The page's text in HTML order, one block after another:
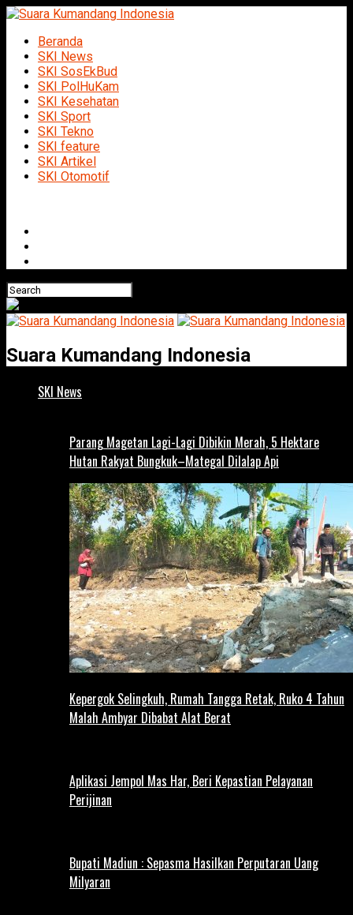
Beranda
SKI News
SKI SosEkBud
SKI PolHuKam
SKI Kesehatan
SKI Sport
SKI Tekno
SKI feature
SKI Artikel
SKI Otomotif
Suara Kumandang Indonesia
SKI News
Parang Magetan Lagi-Lagi Dibikin Merah, 5 Hektare
Hutan Rakyat Bungkuk–Mategal Dilalap Api
Kepergok Selingkuh, Rumah Tangga Retak, Ruko 4 Tahun
Malah Ambyar Dibabat Alat Berat
Aplikasi Jempol Mas Har, Beri Kepastian Pelayanan
Perijinan
Bupati Madiun : Sepasma Hasilkan Perputaran Uang
Milyaran